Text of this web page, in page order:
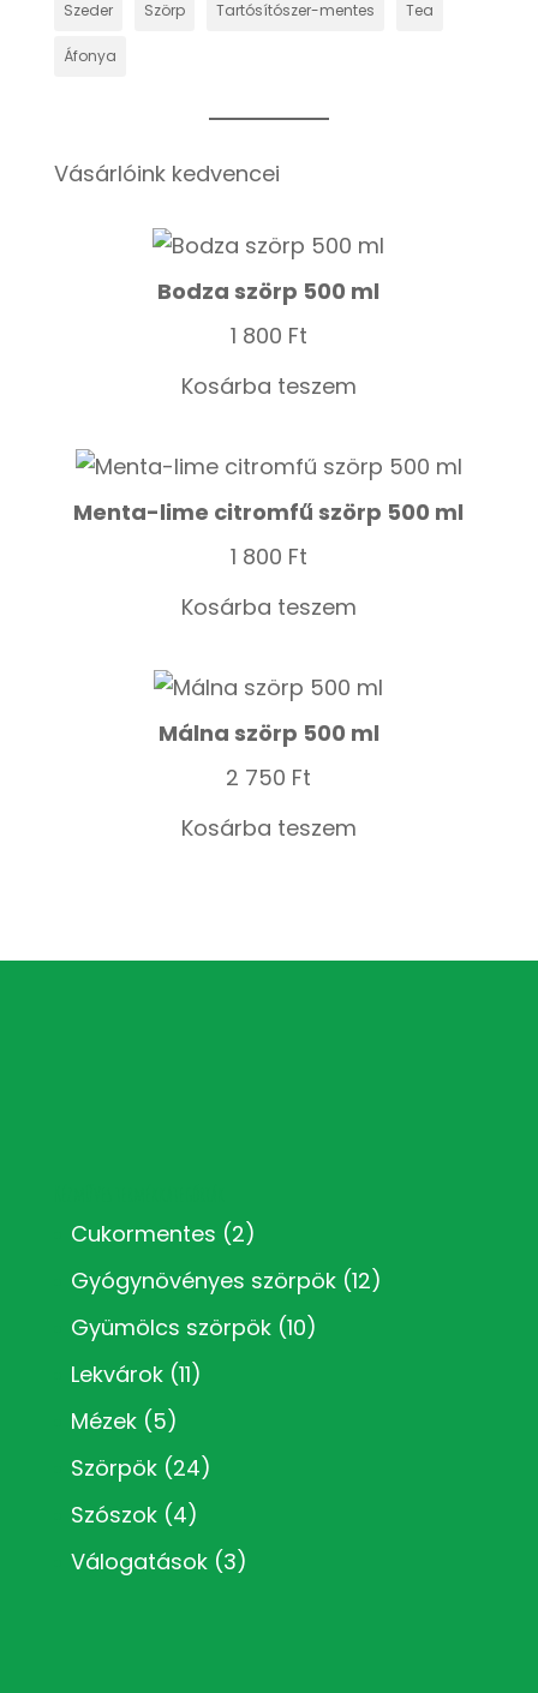
Szeder Szörp Tartósítószer-mentes Tea
Áfonya
Vásárlóink kedvencei
Bodza szörp 500 ml
1 800 Ft
Kosárba teszem
Menta-lime citromfű szörp 500 ml
1 800 Ft
Kosárba teszem
Málna szörp 500 ml
2 750 Ft
Kosárba teszem
Cukormentes (2)
Gyógynövényes szörpök (12)
Gyümölcs szörpök (10)
Lekvárok (11)
Mézek (5)
Szörpök (24)
Szószok (4)
Válogatások (3)